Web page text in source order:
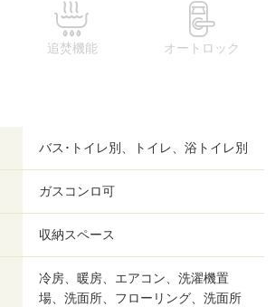
追焚機能 オートロック
バス･トイレ別、トイレ、浴トイレ別
ガスコンロ可
収納スペース
冷房、暖房、エアコン、洗濯機置
場、洗面所、フローリング、洗面所